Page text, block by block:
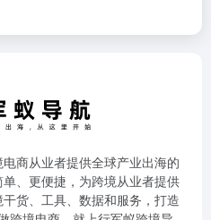
商从业者提供全球产业出海的
、更便捷，为跨境从业者提供
货、工具、数据和服务，打造